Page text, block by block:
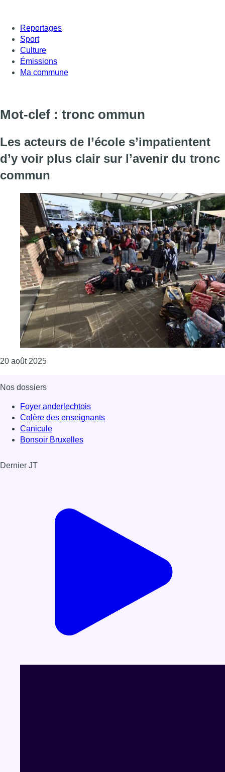
Reportages
Sport
Culture
Émissions
Ma commune
Mot-clef : tronc ommun
Les acteurs de l’école s’impatientent
d’y voir plus clair sur l’avenir du tronc
commun
20 août 2025Consulter l'article "Les acteurs de l’école
Nos dossiers
Foyer anderlechtois
Colère des enseignants
Canicule
Bonsoir Bruxelles
Dernier JT